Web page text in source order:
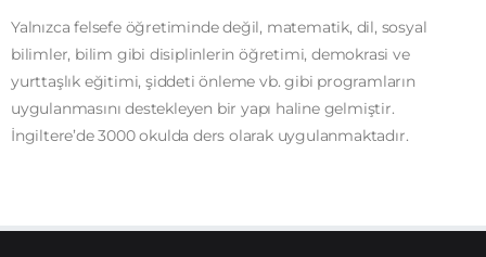
Yalnızca felsefe öğretiminde değil, matematik, dil, sosyal
bilimler, bilim gibi disiplinlerin öğretimi, demokrasi ve
yurttaşlık eğitimi, şiddeti önleme vb. gibi programların
uygulanmasını destekleyen bir yapı haline gelmiştir.
İngiltere’de 3000 okulda ders olarak uygulanmaktadır.